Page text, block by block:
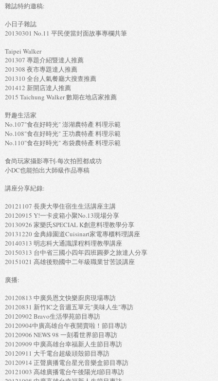
雜誌特約邀稿:
小日子雜誌
20130301 No.11 平民便當封面故事專欄共筆
Taipei Walker
201307 專題介紹暨達人推薦
201308 夜市專題達人推薦
201310 全台人氣餐廳大搜查推薦
201412 新開店達人推薦
2015 Taichung Walker 數期在地店家推薦
野趣生活家
No.107"食在好時光" 澎湖農特產 料理示範
No.108"食在好時光" 王功農特產 料理示範
No.110"食在好時光" 布袋農特產 料理示範
食尚玩家攝影專刊-每次拍照都成功
小DC也能拍出大師級作品專稿
講座分享紀錄:
20121107 長庚大學住宿生生活講座主講
20120915 Y!一卡皮箱小聚No.13現場分享
20130926 家樂氏SPECIAL K創意料理教學分享
20131220 金典綠園道Cuisinart家電專櫃料理講座
20140313 明志科大通識課程料理教學講座
20150313 台中省三國小四年四班圓夢之旅達人分享
20151021 高雄後勁國中二年級職業甘苦談講座
廣播:
20120813 中廣吳恩文快樂廚房現場專訪
20120831 新竹IC之音週五單元"美味人生"專訪
20120902 Bravo生活學苑節目專訪
20120904中廣高雄台午夜開賣啦！節目專訪
20120906 NEWS 98 一刻看世界節目專訪
20120909 中廣高雄台幸福新人生節目專訪
20120911 大千電台超級頭殼節目專訪
20120914 正聲廣播電台星光音樂盒節目專訪
20121003 高雄廣播電台午後陽光I節目專訪